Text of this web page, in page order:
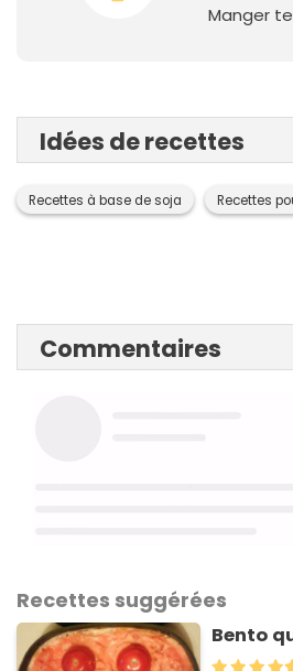
Manger
Idées de recettes
Recettes à base de soja Recettes
Commentaires
Recettes suggérées
Bento